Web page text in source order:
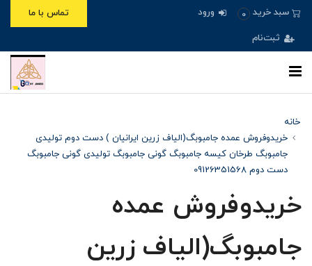
سبد خرید 0 ورود
ثبت‌نام
تماس با ما
خانه
خریدوفروش عمده جامبوبگ(الیاف زرین ایرانیان ) دست دوم تولیدی
جامبوبگ طرخان کیسه جامبوبگ گونی جامبوبگ تولیدی گونی جامبوبگ
دست دوم 09126351568
خریدوفروش عمده
جامبوبگ(الیاف زرین